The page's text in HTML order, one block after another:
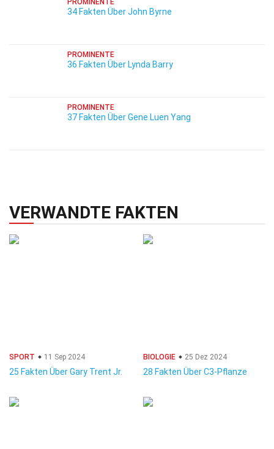
PROMINENTE
34 Fakten Über John Byrne
PROMINENTE
36 Fakten Über Lynda Barry
PROMINENTE
37 Fakten Über Gene Luen Yang
VERWANDTE FAKTEN
SPORT 11 Sep 2024
25 Fakten Über Gary Trent Jr.
BIOLOGIE 25 Dez 2024
28 Fakten Über C3-Pflanze